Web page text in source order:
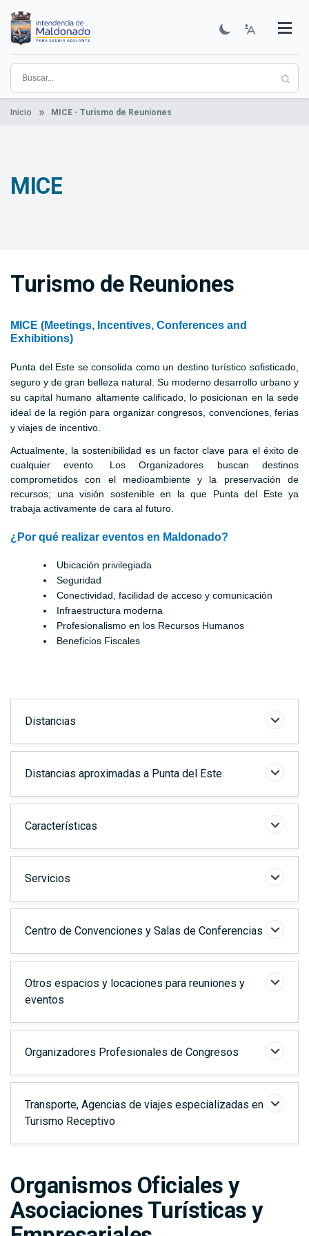
contenido
principal
Institucional
Municipios
Descubre Maldonado
Comunicación
Servicios
Guía De Trámites
Ver Noticias
Inicio MICE - Turismo de Reuniones
MICE
Turismo de Reuniones
MICE (Meetings, Incentives, Conferences and
Exhibitions)
Punta del Este se consolida como un destino turístico sofisticado,
seguro y de gran belleza natural. Su moderno desarrollo urbano y
su capital humano altamente calificado, lo posicionan en la sede
ideal de la región para organizar congresos, convenciones, ferias
y viajes de incentivo.
Actualmente, la sostenibilidad es un factor clave para el éxito de
cualquier evento. Los Organizadores buscan destinos
comprometidos con el medioambiente y la preservación de
recursos; una visión sostenible en la que Punta del Este ya
trabaja activamente de cara al futuro.
¿Por qué realizar eventos en Maldonado?
Ubicación privilegiada
Seguridad
Conectividad, facilidad de acceso y comunicación
Infraestructura moderna
Profesionalismo en los Recursos Humanos
Beneficios Fiscales
Distancias
Distancias aproximadas a Punta del Este
Características
Servicios
Centro de Convenciones y Salas de Conferencias
Otros espacios y locaciones para reuniones y
eventos
Organizadores Profesionales de Congresos
Transporte, Agencias de viajes especializadas en
Turismo Receptivo
Organismos Oficiales y
Asociaciones Turísticas y